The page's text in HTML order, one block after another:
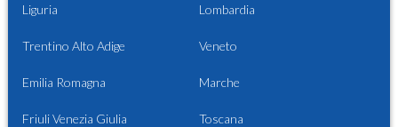
Liguria Lombardia
Trentino Alto Adige Veneto
Emilia Romagna Marche
Friuli Venezia Giulia Toscana